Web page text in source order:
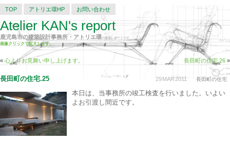
TOP アトリエ環HP お問い合わせ
Atelier KAN's report
鹿児島市の建築設計事務所・アトリエ環の建築レポートです。
画像クリックで拡大します。
« 心よりお見舞い申し上げます。 長田町の住宅.26 »
29MAR2011 長田町の住宅
長田町の住宅.25
本日は、当事務所の竣工検査を行いました。いよい
よお引渡し間近です。